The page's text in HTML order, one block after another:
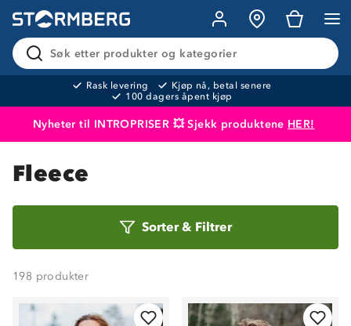
Søk etter produkter og kategorier
Rask levering
Kjøp nå, betal senere
100 dagers åpent kjøp
Nyheter til INTROPRISER 💥 Sjekk produktene HER!
Fleece
Sorter& Filtrer
198 produkter